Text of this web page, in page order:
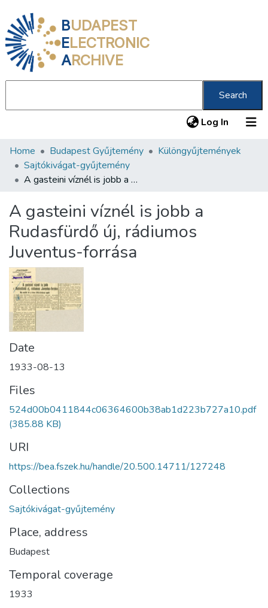
BUDAPEST
ELECTRONIC
ARCHIVE
Search
Log In (current)
Communities & Collections
All of DSpace
About us
Home Budapest Gyűjtemény
Különgyűjtemények
Sajtókivágat-gyűjtemény
A gasteini víznél is jobb a Rudasfürdő új, rádiumos Juventus-forrása
A gasteini víznél is jobb a
Rudasfürdő új, rádiumos
Juventus-forrása
Date
1933-08-13
Files
524d00b0411844c06364600b38ab1d223b727a10.pdf
(385.88 KB)
URI
https://bea.fszek.hu/handle/20.500.14711/127248
Collections
Sajtókivágat-gyűjtemény
Place, address
Budapest
Temporal coverage
1933